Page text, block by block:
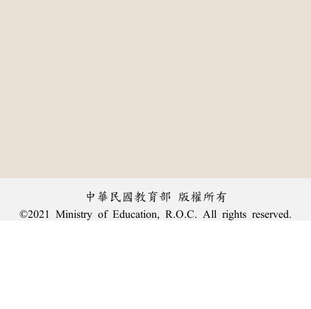
中華民國教育部 版權所有
©2021 Ministry of Education, R.O.C. All rights reserved.